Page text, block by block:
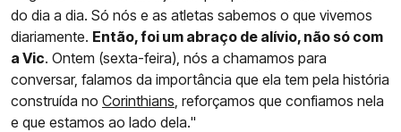
do dia a dia. Só nós e as atletas sabemos o que vivemos
diariamente. Então, foi um abraço de alívio, não só com
a Vic. Ontem (sexta-feira), nós a chamamos para
conversar, falamos da importância que ela tem pela história
construída no Corinthians , reforçamos que confiamos nela
e que estamos ao lado dela."